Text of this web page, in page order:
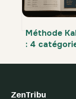
Méthode
: 4
contrôle de
ZenTribu